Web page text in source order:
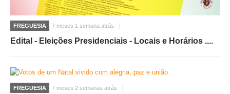
FREGUESIA 7 meses 1 semana atrás
Edital - Eleições Presidenciais - Locais e Horários ....
FREGUESIA 7 meses 2 semanas atrás